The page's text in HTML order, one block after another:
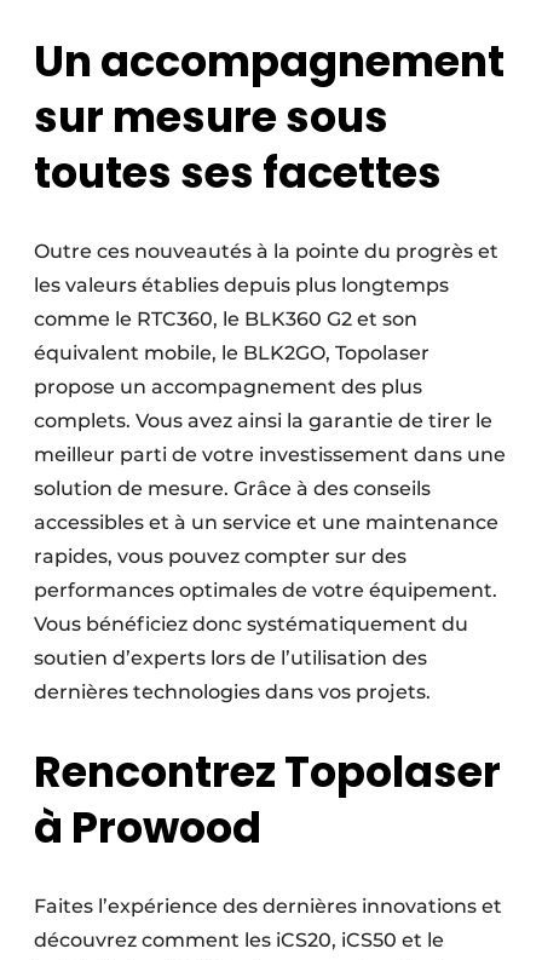
Un accompagnement
sur mesure sous
toutes ses facettes
Outre ces nouveautés à la pointe du progrès et
les valeurs établies depuis plus longtemps
comme le RTC360, le BLK360 G2 et son
équivalent mobile, le BLK2GO, Topolaser
propose un accompagnement des plus
complets. Vous avez ainsi la garantie de tirer le
meilleur parti de votre investissement dans une
solution de mesure. Grâce à des conseils
accessibles et à un service et une maintenance
rapides, vous pouvez compter sur des
performances optimales de votre équipement.
Vous bénéficiez donc systématiquement du
soutien d’experts lors de l’utilisation des
dernières technologies dans vos projets.
Rencontrez Topolaser
à Prowood
Faites l’expérience des dernières innovations et
découvrez comment les iCS20, iCS50 et le